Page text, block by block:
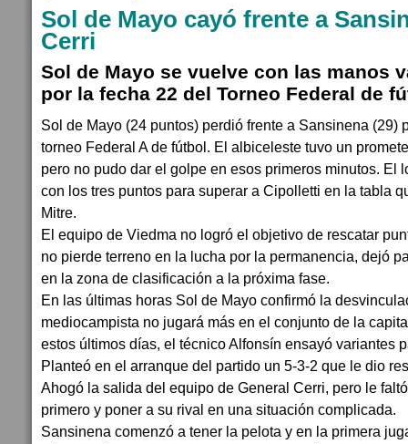
Sol de Mayo cayó frente a
Cerri
Sol de Mayo se vuelve con las manos
por la fecha 22 del Torneo Federal de
Sol de Mayo (24 puntos) perdió frente a Sansinena (29)
torneo Federal A de fútbol. El albiceleste tuvo un
pero no pudo dar el golpe en esos primeros minutos. El
con los tres puntos para superar a Cipolletti en la tabla
Mitre.
El equipo de Viedma no logró el objetivo de rescatar
no pierde terreno en la lucha por la permanencia, dejó
en la zona de clasificación a la próxima fase.
En las últimas horas Sol de Mayo confirmó la
mediocampista no jugará más en el conjunto de la
estos últimos días, el técnico Alfonsín ensayó variantes
Planteó en el arranque del partido un 5-3-2 que le dio
Ahogó la salida del equipo de General Cerri, pero le
primero y poner a su rival en una situación complicada.
Sansinena comenzó a tener la pelota y en la primera